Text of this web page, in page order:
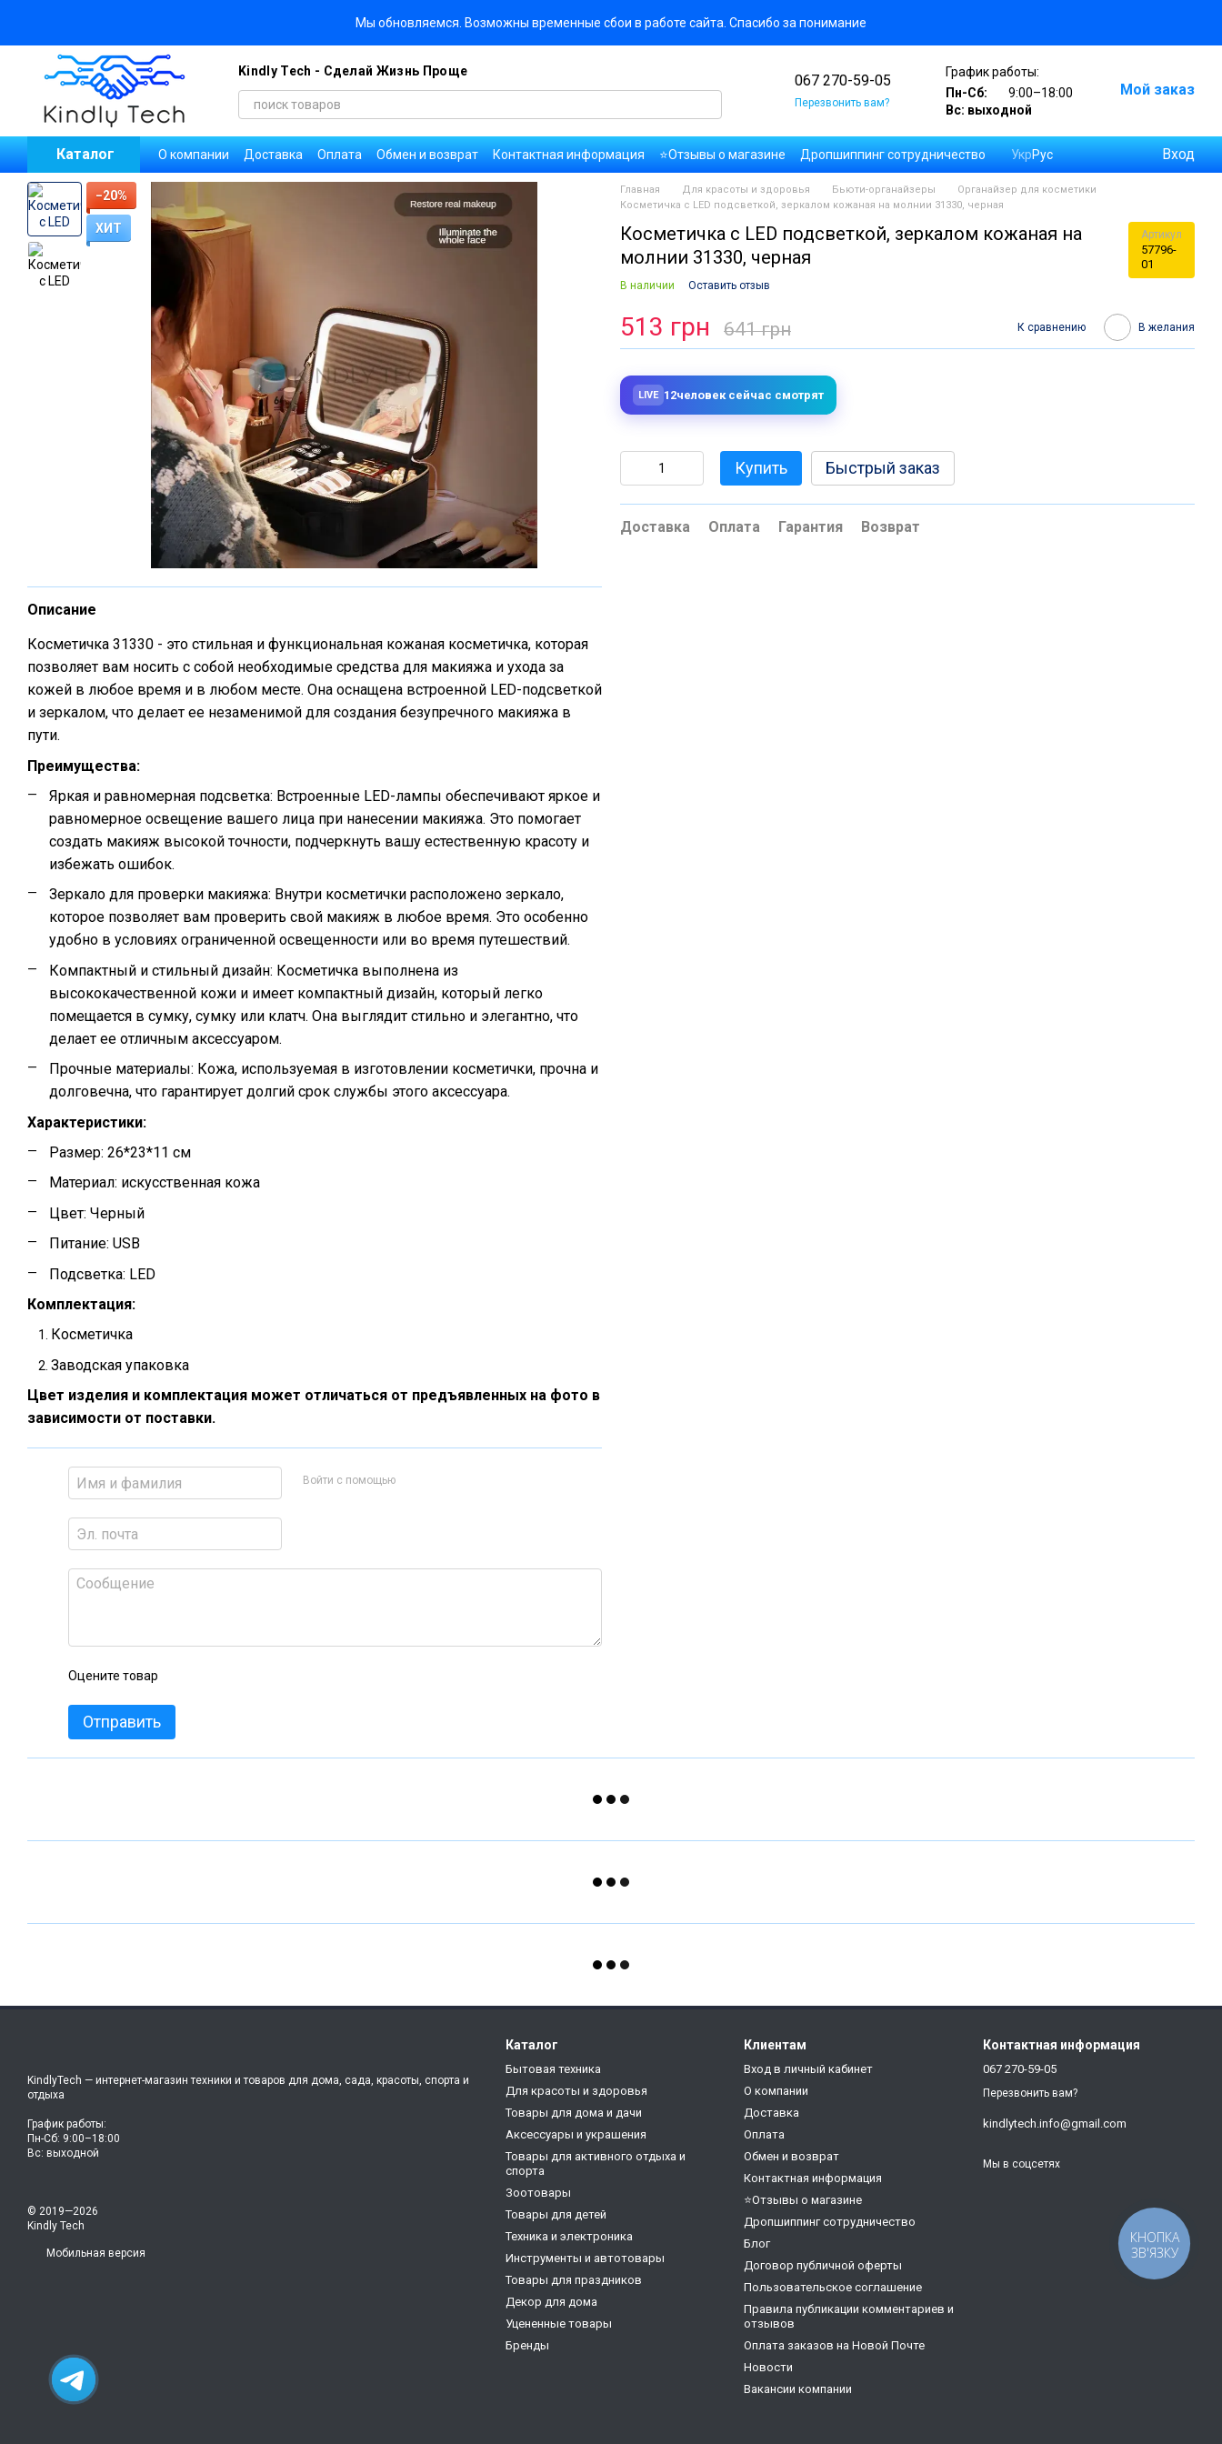
Мы обновляемся. Возможны временные сбои в работе сайта. Спасибо за понимание
Kindly Tech - Сделай Жизнь Проще
067 270-59-05
Перезвонить вам?
График работы:
Пн-Сб:
9:00–18:00
Вс: выходной
Мой заказ
Каталог О компании Доставка Оплата Обмен и возврат Контактная информация ⭐Отзывы о магазине
Дропшиппинг сотрудничество
Блог
Договор публичной оферты Пользовательское соглашение
Правила публикации комментариев и отзывов
Новости Вакансии компании
УкрРус Вход
−20%
ХИТ
Описание
Косметичка 31330 - это стильная и функциональная кожаная косметичка, которая
позволяет вам носить с собой необходимые средства для макияжа и ухода за
кожей в любое время и в любом месте. Она оснащена встроенной LED-подсветкой
и зеркалом, что делает ее незаменимой для создания безупречного макияжа в
пути.
Преимущества:
Яркая и равномерная подсветка: Встроенные LED-лампы обеспечивают яркое и
равномерное освещение вашего лица при нанесении макияжа. Это помогает
создать макияж высокой точности, подчеркнуть вашу естественную красоту и
избежать ошибок.
Зеркало для проверки макияжа: Внутри косметички расположено зеркало,
которое позволяет вам проверить свой макияж в любое время. Это особенно
удобно в условиях ограниченной освещенности или во время путешествий.
Компактный и стильный дизайн: Косметичка выполнена из
высококачественной кожи и имеет компактный дизайн, который легко
помещается в сумку, сумку или клатч. Она выглядит стильно и элегантно, что
делает ее отличным аксессуаром.
Прочные материалы: Кожа, используемая в изготовлении косметички, прочна и
долговечна, что гарантирует долгий срок службы этого аксессуара.
Характеристики:
Размер: 26*23*11 см
Материал: искусственная кожа
Цвет: Черный
Питание: USB
Подсветка: LED
Комплектация:
Косметичка
Заводская упаковка
Цвет изделия и комплектация может отличаться от предъявленных на фото в
зависимости от поставки.
Войти с помощью
Оцените товар
Отправить
Главная Для красоты и здоровья Бьюти-органайзеры
Органайзер для косметики
Косметичка с LED подсветкой, зеркалом кожаная на молнии 31330, черная
Косметичка с LED подсветкой, зеркалом кожаная на
молнии 31330, черная
Артикул
57796-
01
В наличии Оставить отзыв
513 грн 641 грн К сравнению В желания
LIVE 12человек сейчас смотрят
Купить Быстрый заказ
Доставка Оплата Гарантия Возврат
KindlyTech — интернет-магазин техники и товаров для дома, сада, красоты, спорта и
отдыха
График работы:
Пн-Сб: 9:00–18:00
Вс: выходной
© 2019—2026
Kindly Tech
Мобильная версия
Каталог
Бытовая техника
Для красоты и здоровья
Товары для дома и дачи
Аксессуары и украшения
Товары для активного отдыха и
спорта
Зоотовары
Товары для детей
Техника и электроника
Инструменты и автотовары
Товары для праздников
Декор для дома
Уцененные товары
Бренды
Клиентам
Вход в личный кабинет
О компании
Доставка
Оплата
Обмен и возврат
Контактная информация
⭐Отзывы о магазине
Дропшиппинг сотрудничество
Блог
Договор публичной оферты
Пользовательское соглашение
Правила публикации комментариев и
отзывов
Оплата заказов на Новой Почте
Новости
Вакансии компании
Контактная информация
067 270-59-05
Перезвонить вам?
kindlytech.info@gmail.com
Мы в соцсетях
КНОПКА
ЗВ'ЯЗКУ